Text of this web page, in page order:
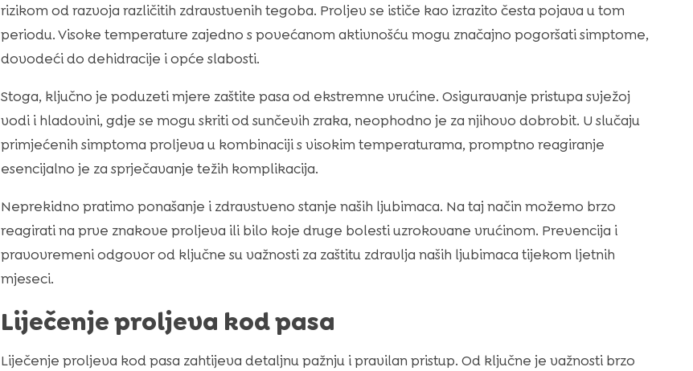
rizikom od razvoja različitih zdravstvenih tegoba. Proljev se ističe kao izrazito česta pojava u tom
periodu. Visoke temperature zajedno s povećanom aktivnošću mogu značajno pogoršati simptome,
dovodeći do dehidracije i opće slabosti.
Stoga, ključno je poduzeti mjere zaštite pasa od ekstremne vrućine. Osiguravanje pristupa svježoj
vodi i hladovini, gdje se mogu skriti od sunčevih zraka, neophodno je za njihovo dobrobit. U slučaju
primjećenih simptoma proljeva u kombinaciji s visokim temperaturama, promptno reagiranje
esencijalno je za sprječavanje težih komplikacija.
Neprekidno pratimo ponašanje i zdravstveno stanje naših ljubimaca. Na taj način možemo brzo
reagirati na prve znakove proljeva ili bilo koje druge bolesti uzrokovane vrućinom. Prevencija i
pravovremeni odgovor od ključne su važnosti za zaštitu zdravlja naših ljubimaca tijekom ljetnih
mjeseci.
Liječenje proljeva kod pasa
Liječenje proljeva kod pasa zahtijeva detaljnu pažnju i pravilan pristup. Od ključne je važnosti brzo